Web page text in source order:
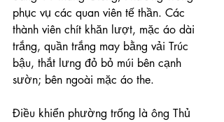
phục vụ các quan viên tế thần. Các
thành viên chít khăn lượt, mặc áo dài
trắng, quần trắng may bằng vải Trúc
bậu, thắt lưng đỏ bỏ múi bên cạnh
sườn; bên ngoài mặc áo the.
Điều khiển phường trống là ông Thủ